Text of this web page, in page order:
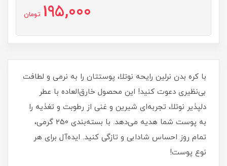
195,000 تومان
با کره بدن نرلین رایحه نوتلا، پوستتان را به نرمی و لطافت
بی‌نظیری دعوت کنید! این محصول خارق‌العاده با عطر
دلپذیر نوتلا، تجربه‌ای شیرین و غنی از رطوبت و تغذیه را
به پوست شما هدیه می‌دهد. با بسته‌بندی 250 گرمی،
تمام روز احساس شادابی و تازگی کنید. ایده‌آل برای هر
نوع پوست!